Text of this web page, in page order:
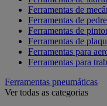
Ferramentas de
Ferramentas de
Ferramentas de
Ferramentas de
Ferramentas para
Ferramentas para
Ferramentas pneumáticas
Ver todas as categorias